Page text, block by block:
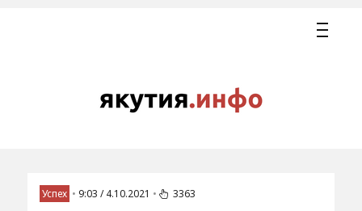
Успех • 9:03 / 4.10.2021 • 3363